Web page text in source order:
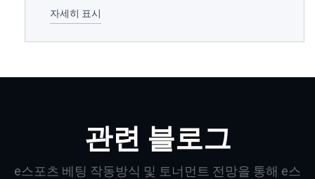
자세히 표시
관련 블로그
e스포츠 베팅 작동방식 및 토너먼트 전망을 통해 e스